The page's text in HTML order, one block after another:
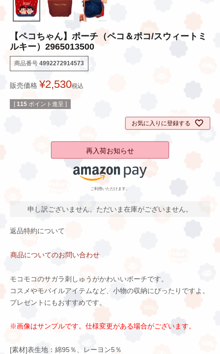
【ペコちゃん】ポーチ（ペコ＆ポコ/スウィートミ
ルキー）2965013500
商品番号 4992272914573
販売価格 ¥2,530税込
[ 115 ポイント進呈 ]
お気に入りに登録する
再入荷お知らせ
ご利用いただけます。
申し訳ございません。ただいま在庫がございません。
返品特約について
商品についてのお問い合わせ
モコモコのサガラ刺しゅうがかわいいポーチです。
コスメやモバイルアイテムなど、小物の収納にぴったりですよ。
プレゼントにもおすすめです。
※画像はサンプルです。仕様変更がある場合がございます。
[素材]表生地：綿95％、レーヨン5％